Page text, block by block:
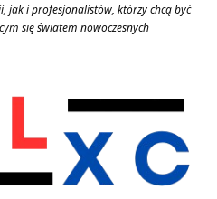
jak i profesjonalistów, którzy chcą być
się światem nowoczesnych